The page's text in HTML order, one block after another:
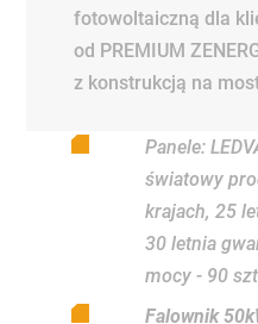
fotowoltaiczną dla
od PREMIUM
z konstrukcją na
Panele:
światowy
krajach, 25
30 letnia
mocy - 90
Falownik